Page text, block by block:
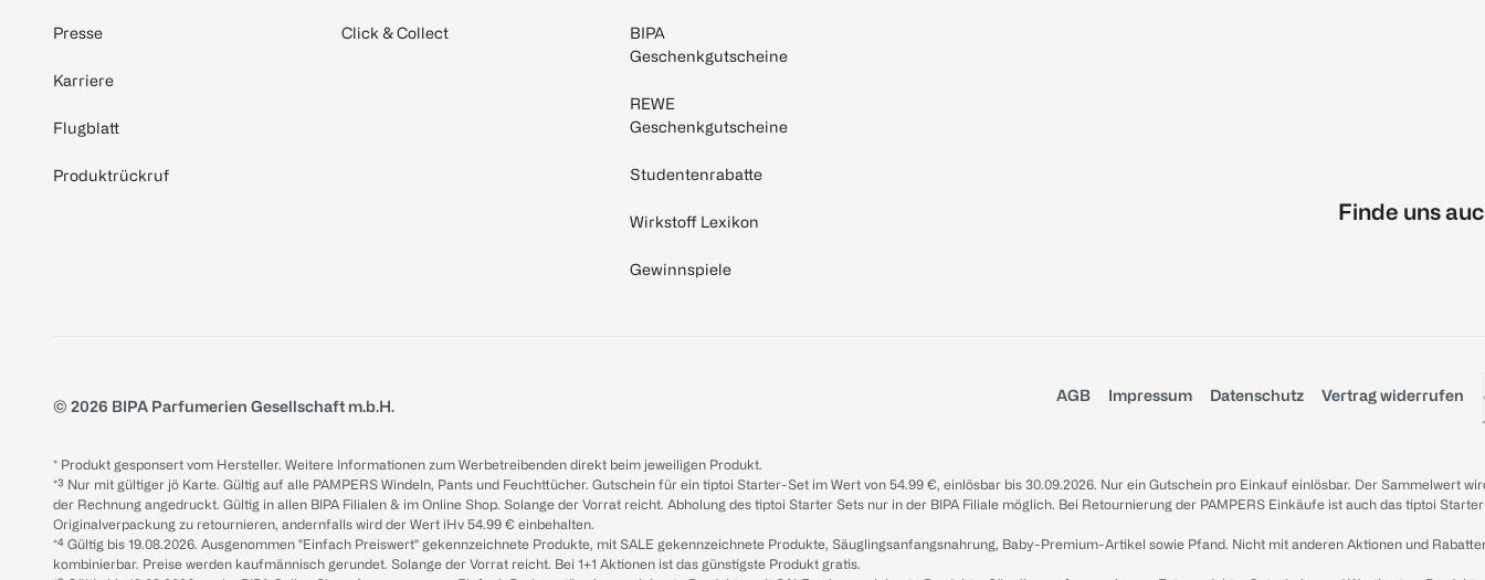
Presse
Karriere
Flugblatt
Produktrückruf
Click & Collect
BIPA
Geschenkgutscheine
REWE
Geschenkgutscheine
Studentenrabatte
Wirkstoff Lexikon
Gewinnspiele
Finde uns
© 2026 BIPA Parfumerien Gesellschaft m.b.H.
AGB Impressum Datenschutz Vertrag widerrufen
* Produkt gesponsert vom Hersteller. Weitere Informationen zum Werbetreibenden direkt beim jeweiligen Produkt.
*³ Nur mit gültiger jö Karte. Gültig auf alle PAMPERS Windeln, Pants und Feuchttücher. Gutschein für ein tiptoi Starter-Set im Wert von 54.99 €, einlösbar bis 30.09.2026. Nur ein Gutschein pro Einkauf einlösbar. Der Sammelwert
der Rechnung angedruckt. Gültig in allen BIPA Filialen & im Online Shop. Solange der Vorrat reicht. Abholung des tiptoi Starter Sets nur in der BIPA Filiale möglich. Bei Retournierung der PAMPERS Einkäufe ist auch das tiptoi
Originalverpackung zu retournieren, andernfalls wird der Wert iHv 54.99 € einbehalten.
*⁴ Gültig bis 19.08.2026. Ausgenommen "Einfach Preiswert" gekennzeichnete Produkte, mit SALE gekennzeichnete Produkte, Säuglingsanfangsnahrung, Baby-Premium-Artikel sowie Pfand. Nicht mit anderen Aktionen und
kombinierbar. Preise werden kaufmännisch gerundet. Solange der Vorrat reicht. Bei 1+1 Aktionen ist das günstigste Produkt gratis.